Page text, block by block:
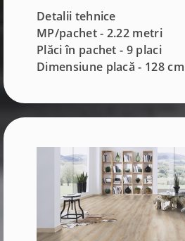
Detalii tehnice
MP/pachet - 2.22 metri
Plăci în pachet - 9 placi
Dimensiune placă - 128